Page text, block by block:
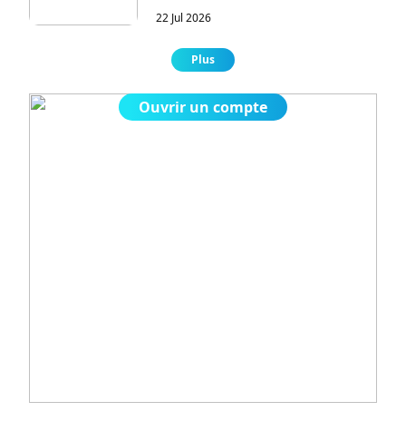
couvre tout ce que vous devez savoir sur le trading forex, des fondamentaux aux
22 Jul 2026
Plus
Ouvrir un compte